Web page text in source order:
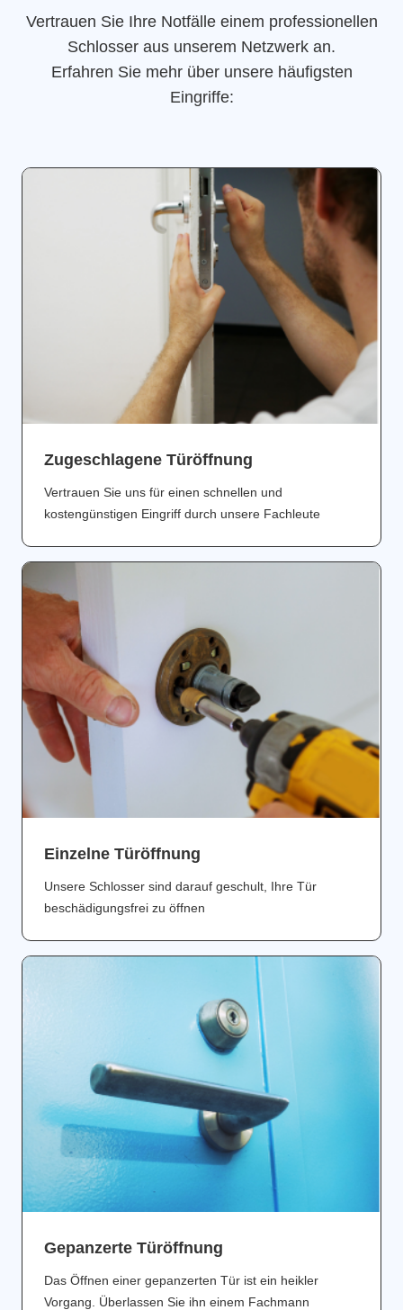
Vertrauen Sie Ihre Notfälle einem professionellen
Schlosser aus unserem Netzwerk an.
Erfahren Sie mehr über unsere häufigsten
Eingriffe:
Zugeschlagene Türöffnung
Vertrauen Sie uns für einen schnellen und
kostengünstigen Eingriff durch unsere Fachleute
Einzelne Türöffnung
Unsere Schlosser sind darauf geschult, Ihre Tür
beschädigungsfrei zu öffnen
Gepanzerte Türöffnung
Das Öffnen einer gepanzerten Tür ist ein heikler
Vorgang. Überlassen Sie ihn einem Fachmann